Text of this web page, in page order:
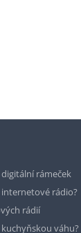
rámeček
rádio?
rádií
váhu?